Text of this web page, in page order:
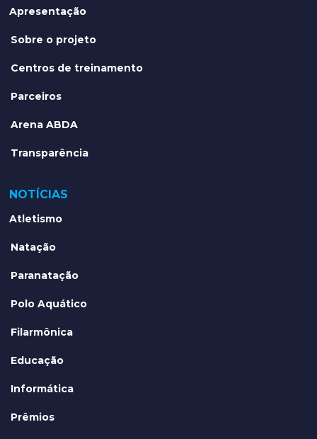
Apresentação
Sobre o projeto
Centros de treinamento
Parceiros
Arena ABDA
Transparência
NOTÍCIAS
Atletismo
Natação
Paranatação
Polo Aquático
Filarmônica
Educação
Informática
Prêmios